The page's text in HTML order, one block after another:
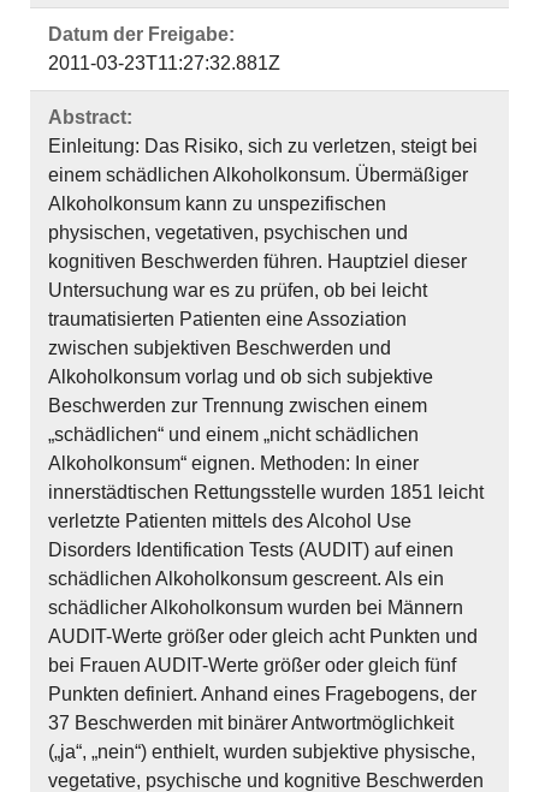
Datum der Freigabe:
2011-03-23T11:27:32.881Z
Abstract:
Einleitung: Das Risiko, sich zu verletzen, steigt bei
einem schädlichen Alkoholkonsum. Übermäßiger
Alkoholkonsum kann zu unspezifischen
physischen, vegetativen, psychischen und
kognitiven Beschwerden führen. Hauptziel dieser
Untersuchung war es zu prüfen, ob bei leicht
traumatisierten Patienten eine Assoziation
zwischen subjektiven Beschwerden und
Alkoholkonsum vorlag und ob sich subjektive
Beschwerden zur Trennung zwischen einem
„schädlichen“ und einem „nicht schädlichen
Alkoholkonsum“ eignen. Methoden: In einer
innerstädtischen Rettungsstelle wurden 1851 leicht
verletzte Patienten mittels des Alcohol Use
Disorders Identification Tests (AUDIT) auf einen
schädlichen Alkoholkonsum gescreent. Als ein
schädlicher Alkoholkonsum wurden bei Männern
AUDIT-Werte größer oder gleich acht Punkten und
bei Frauen AUDIT-Werte größer oder gleich fünf
Punkten definiert. Anhand eines Fragebogens, der
37 Beschwerden mit binärer Antwortmöglichkeit
(„ja“, „nein“) enthielt, wurden subjektive physische,
vegetative, psychische und kognitive Beschwerden